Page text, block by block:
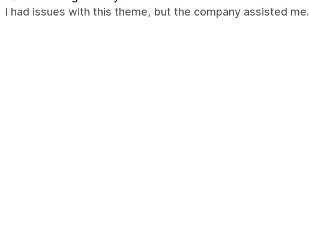
I had issues with this theme, but the company assisted me.